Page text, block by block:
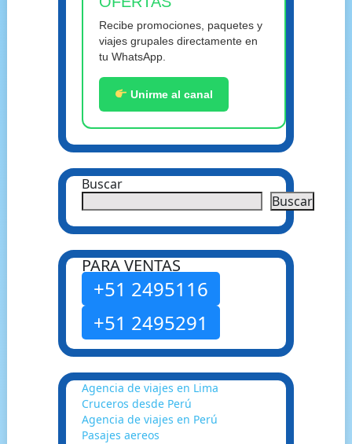
Recibe promociones, paquetes y
viajes grupales directamente en
tu WhatsApp.
Unirme al canal
Buscar
Buscar
PARA VENTAS
+51 2495116
+51 2495291
Agencia de viajes en Lima
Cruceros desde Perú
Agencia de viajes en Perú
Pasajes aereos